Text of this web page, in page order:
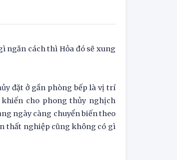
ngăn cách thì Hỏa đó sẽ xung
đặt ở gần phòng bếp là vị trí
cho phong thủy nghịch
ngày càng chuyển biến theo
thất nghiệp cũng không có gì